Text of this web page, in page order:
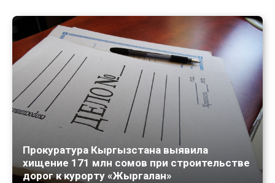
Прокуратура Кыргызстана выявила
хищение 171 млн сомов при строительстве
дорог к курорту «Жыргалан»